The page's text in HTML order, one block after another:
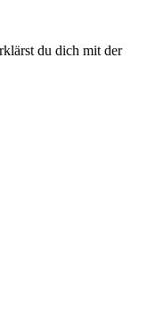
du dich mit der